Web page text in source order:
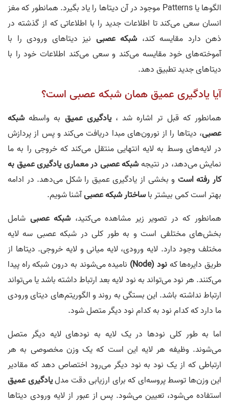
الگوها یا Patterns موجود در آن دیتاها را یاد بگیرد. همانطور که مغز
انسان سعی می‌کند تا اطلاعات جدید را با اطلاعاتی که از گذشته در
ذهن دارد مقایسه کند، شبکه عصبی نیز دیتاهای ورودی را با
آموخته‌های خود مقایسه می‌کند و سعی می‌کند اطلاعات خود را با
دیتاهای جدید تطبیق دهد.
آیا یادگیری عمیق همان شبکه عصبی است؟
همانطور که قبل تر اشاره شد ،یادگیری عمیق به واسطه شبکه
عصبی، دیتاها را از نورون‌های مبدا دریافت می‌کند و پس از پردازش
در لایه‌های وسط به لایه انتهایی منتقل می‌کند که خروجی را به ما
نمایش می‌دهد، در نتیجهشبکه عصبی در معماری یادگیری عمیق به
کار رفته است و بخشی از یادگیری عمیق را شکل می‌دهد. در ادامه
بهتر است کمی بیشتر باساختار شبکه عصبیآشنا شویم.
همانطور که در تصویر زیر مشاهده می‌کنید، شبکه عصبی شامل
بخش‌های مختلفی است و به طور کلی در شبکه عصبی سه لایه
مختلف وجود دارد. لایه ورودی، لایه میانی و لایه خروجی. دیتاها از
طریق دایره‌ها کهنود (Node)
نامیده می‌شوند به درون شبکه راه پیدا
می‌کنند. هر نود می‌تواند به نود لایه بعد ارتباط داشته باشد یا می‌تواند
ارتباط نداشته باشد. این بستگی به روند و الگوریتم‌های دیتای ورودی
ما دارد که کدام نود به کدام نود دیگر متصل شود.
اما به طور کلی نودها در یک لایه به نودهای لایه دیگر متصل
می‌شوند. وظیفه هر لایه این است که یک وزن مخصوصی به هر
ارتباطی که از یک نود به نود دیگر می‌رود اختصاص دهد که مقادیر
این وزن‌ها توسط پروسه‌ای که برای ارزیابی دقت مدلیادگیری عمیق
استفاده می‌شود، تعیین می‌شود. پس از عبور از لایه ورودی دیتاها